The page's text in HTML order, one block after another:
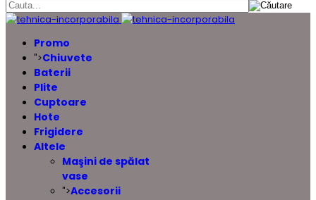
Promo
">Chiuvete
Baterii
Plite
Cuptoare
Hote
Frigidere
Altele
Maşini de spălat
vase
">Accesorii